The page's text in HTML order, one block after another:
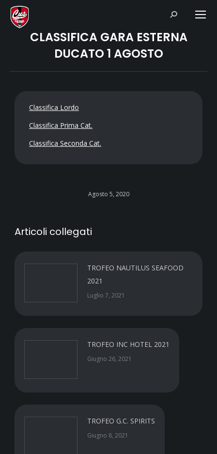
Search:
CLASSIFICA GARA ESTERNA
DUCATO 1 AGOSTO
Classifica Lordo
Classifica Prima Cat.
Classifica Seconda Cat.
Agosto 5, 2020
Articoli collegati
TROFEO NAUTILUS SEAFOOD
2021
Luglio 7, 2021
TROFEO INC HOTEL 2021
Giugno 26, 2021
TROFEO G.C. SPIRITS
Giugno 8, 2021